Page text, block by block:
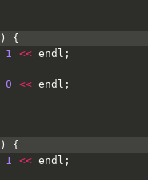
)
{
1 << endl ;
0 << endl ;
)
{
1 << endl ;